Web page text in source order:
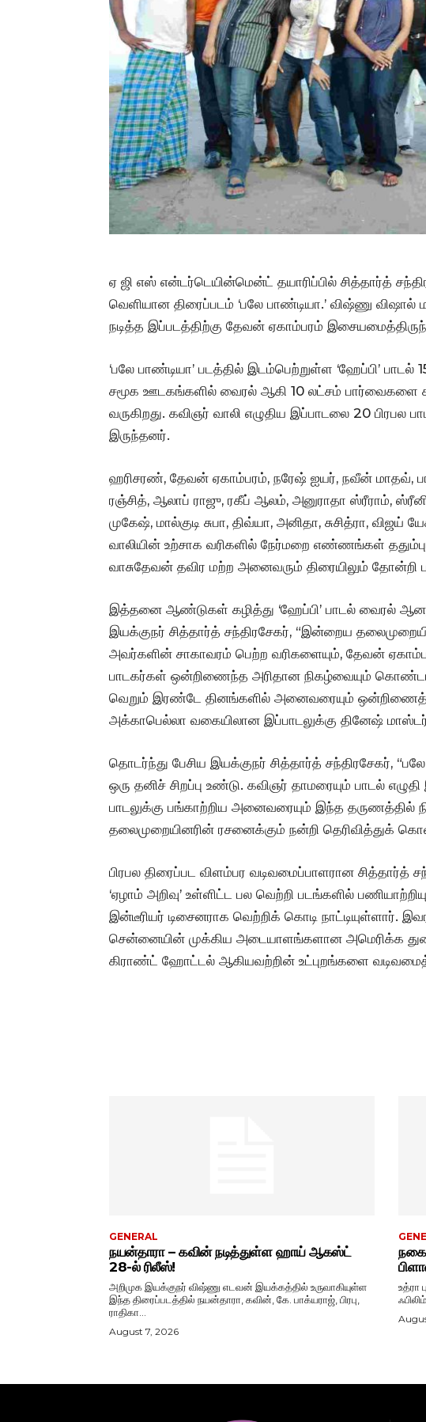
ஏ ஜி எஸ் என்டர்டெயின்மென்ட் தயாரிப்பில் சித்தார்த்
வெளியான திரைப்படம் ‘பலே பாண்டியா.’ விஷ்ணு
நடித்த இப்படத்திற்கு தேவன் ஏகாம்பரம்
‘பலே பாண்டியா’ படத்தில் இடம்பெற்றுள்ள ‘ஹேப்பி’
சமூக ஊடகங்களில் வைரல் ஆகி 10 லட்சம் பார்வைகளை
வருகிறது. கவிஞர் வாலி எழுதிய இப்பாடலை 20 பிரபல
இருந்தனர்.
ஹரிசரண், தேவன் ஏகாம்பரம், நரேஷ் ஐயர், நவீன் மாதவ்,
ரஞ்சித், ஆலாப் ராஜு, ரகீப் ஆலம், அனுராதா ஸ்ரீராம்,
முகேஷ், மால்குடி சுபா, திவ்யா, அனிதா, சுசித்ரா, விஜய்
வாலியின் உற்சாக வரிகளில் நேர்மறை எண்ணங்கள்
வாசுதேவன் தவிர மற்ற அனைவரும் திரையிலும் தோன்றி
இத்தனை ஆண்டுகள் கழித்து ‘ஹேப்பி’ பாடல் வைரல் ஆனது
இயக்குநர் சித்தார்த் சந்திரசேகர், “இன்றைய
அவர்களின் சாகாவரம் பெற்ற வரிகளையும், தேவன்
பாடகர்கள் ஒன்றிணைந்த அரிதான நிகழ்வையும்
வெறும் இரண்டே தினங்களில் அனைவரையும் ஒன்றிணைத்து
அக்காபெல்லா வகையிலான இப்பாடலுக்கு தினேஷ்
தொடர்ந்து பேசிய இயக்குநர் சித்தார்த் சந்திரசேகர்,
ஒரு தனிச் சிறப்பு உண்டு. கவிஞர் தாமரையும் பாடல் எழுதி
பாடலுக்கு பங்காற்றிய அனைவரையும் இந்த தருணத்தில்
தலைமுறையினரின் ரசனைக்கும் நன்றி தெரிவித்துக்
பிரபல திரைப்பட விளம்பர வடிவமைப்பாளரான சித்தார்த்
‘ஏழாம் அறிவு’ உள்ளிட்ட பல வெற்றி படங்களில்
இன்டீரியர் டிசைனராக வெற்றிக் கொடி நாட்டியுள்ளார்.
சென்னையின் முக்கிய அடையாளங்களான அமெரிக்க
கிராண்ட் ஹோட்டல் ஆகியவற்றின் உட்புறங்களை
GENERAL
நயன்தாரா – கவின் நடித்துள்ள ஹாய் ஆகஸ்ட்
28-ல் ரிலீஸ்!
அறிமுக இயக்குநர் விஷ்ணு எடவன் இயக்கத்தில் உருவாகியுள்ள
இந்த திரைப்படத்தில் நயன்தாரா, கவின், கே. பாக்யராஜ், பிரபு,
ராதிகா...
August 7, 2026
உத்ரா